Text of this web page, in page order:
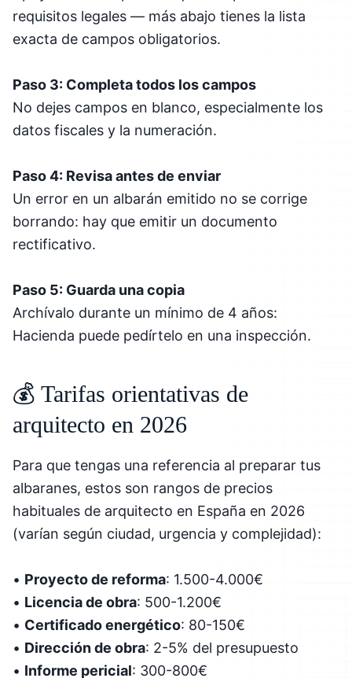
requisitos legales — más abajo tienes la lista
exacta de campos obligatorios.
Paso 3: Completa todos los campos
No dejes campos en blanco, especialmente los
datos fiscales y la numeración.
Paso 4: Revisa antes de enviar
Un error en un albarán emitido no se corrige
borrando: hay que emitir un documento
rectificativo.
Paso 5: Guarda una copia
Archívalo durante un mínimo de 4 años:
Hacienda puede pedírtelo en una inspección.
💰 Tarifas orientativas de
arquitecto en 2026
Para que tengas una referencia al preparar tus
albaranes, estos son rangos de precios
habituales de arquitecto en España en 2026
(varían según ciudad, urgencia y complejidad):
• Proyecto de reforma: 1.500-4.000€
• Licencia de obra: 500-1.200€
• Certificado energético: 80-150€
• Dirección de obra: 2-5% del presupuesto
• Informe pericial: 300-800€